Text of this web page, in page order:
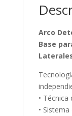
Arco
Base
•
•